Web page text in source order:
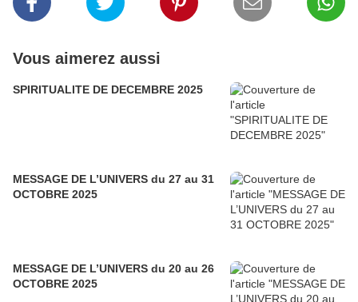
Vous aimerez aussi
SPIRITUALITE DE DECEMBRE 2025
MESSAGE DE L’UNIVERS du 27 au 31
OCTOBRE 2025
MESSAGE DE L’UNIVERS du 20 au 26
OCTOBRE 2025